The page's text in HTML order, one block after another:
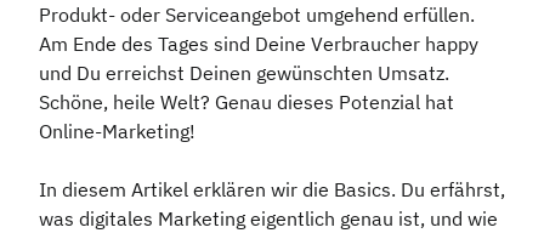
Produkt- oder Serviceangebot umgehend erfüllen.
Am Ende des Tages sind Deine Verbraucher happy
und Du erreichst Deinen gewünschten Umsatz.
Schöne, heile Welt? Genau dieses Potenzial hat
Online-Marketing!
In diesem Artikel erklären wir die Basics. Du erfährst,
was digitales Marketing eigentlich genau ist, und wie